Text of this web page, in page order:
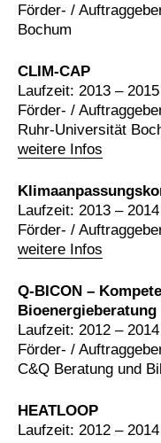
Förder- /
Bochum
CLIM-CAP
weitere Infos
Laufzeit: 2013 – 2015
Förder- /
Ruhr-Universität
weitere Infos
Laufzeit: 2013 – 2014
Förder- /
Q-BICON –
Bioenergieberatung
Laufzeit: 2012 – 2014
Förder- /
C&Q Beratung und
HEATLOOP
Laufzeit: 2012 – 2014